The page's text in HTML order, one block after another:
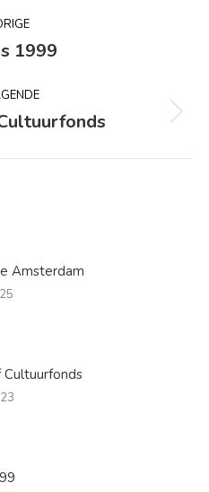
Vorig
1999
Volgend
Amsterdam